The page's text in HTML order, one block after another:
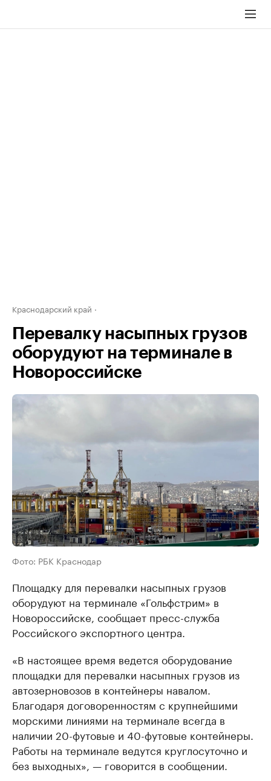
Краснодарский край
Перевалку насыпных грузов
оборудуют на терминале в
Новороссийске
Фото: РБК Краснодар
Площадку для перевалки насыпных грузов
оборудуют на терминале «Гольфстрим» в
Новороссийске, сообщает пресс-служба
Российского экспортного центра.
«В настоящее время ведется оборудование
площадки для перевалки насыпных грузов из
автозерновозов в контейнеры навалом.
Благодаря договоренностям с крупнейшими
морскими линиями на терминале всегда в
наличии 20-футовые и 40-футовые контейнеры.
Работы на терминале ведутся круглосуточно и
без выходных», — говорится в сообщении.